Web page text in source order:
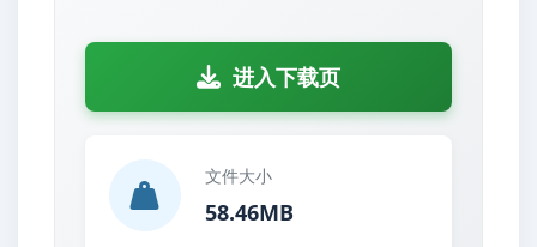
进入下载页
文件大小
58.46MB